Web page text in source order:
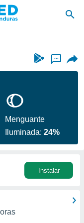
...
Menguante
Iluminada:24%
Instalar